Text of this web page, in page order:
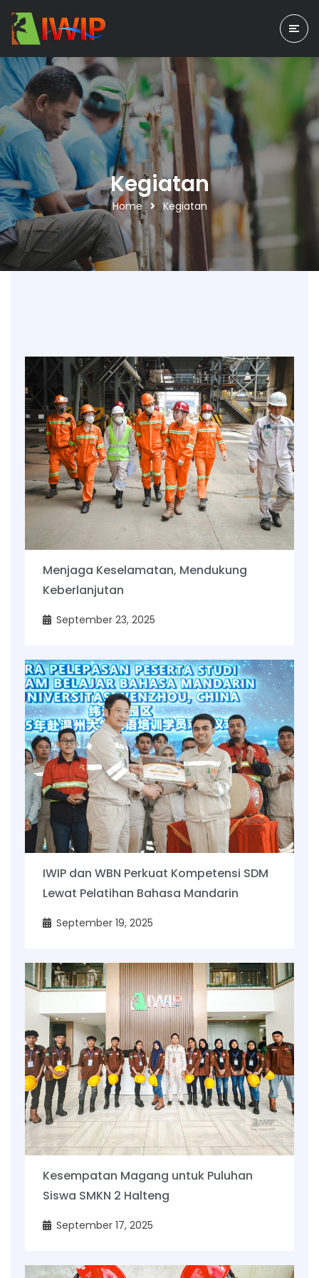
Kegiatan
Home Kegiatan
Menjaga Keselamatan, Mendukung
Keberlanjutan
September 23, 2025
IWIP dan WBN Perkuat Kompetensi SDM
Lewat Pelatihan Bahasa Mandarin
September 19, 2025
Kesempatan Magang untuk Puluhan
Siswa SMKN 2 Halteng
September 17, 2025